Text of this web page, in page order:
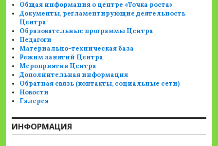
Общая информация о центре «Точка роста»
Документы, регламентирующие деятельность
Центра
Образовательные программы Центра
Педагоги
Материально-техническая база
Режим занятий Центра
Мероприятия Центра
Дополнительная информация
Обратная связь (контакты, социальные сети)
Новости
Галерея
ИНФОРМАЦИЯ